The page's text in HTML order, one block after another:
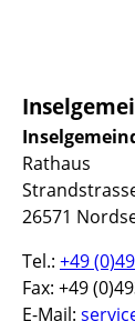
Rathaus
26571
Tel.: +49
Fax: +49
E-Mail: